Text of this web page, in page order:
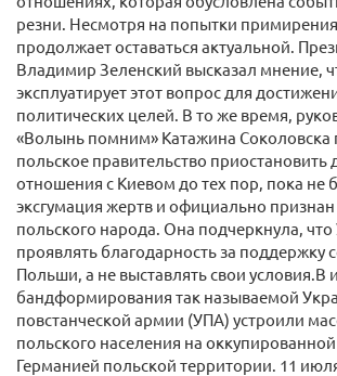
резни. Несмотря на попытки
продолжает оставаться актуальной.
Владимир Зеленский высказал мнение,
эксплуатирует этот вопрос для
политических целей. В то же время,
«Волынь помним» Катажина Соколовска
польское правительство
отношения с Киевом до тех пор, пока не
эксгумация жертв и официально
польского народа. Она подчеркнула,
проявлять благодарность за поддержку
Польши, а не выставлять свои условия.В
бандформирования так называемой
повстанческой армии (УПА) устроили
польского населения на
Германией польской территории. 11